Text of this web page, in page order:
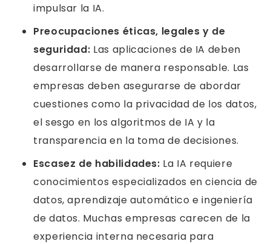
impulsar la IA.
Preocupaciones éticas, legales y de
seguridad: Las aplicaciones de IA deben
desarrollarse de manera responsable. Las
empresas deben asegurarse de abordar
cuestiones como la privacidad de los datos,
el sesgo en los algoritmos de IA y la
transparencia en la toma de decisiones.
Escasez de habilidades: La IA requiere
conocimientos especializados en ciencia de
datos, aprendizaje automático e ingeniería
de datos. Muchas empresas carecen de la
experiencia interna necesaria para